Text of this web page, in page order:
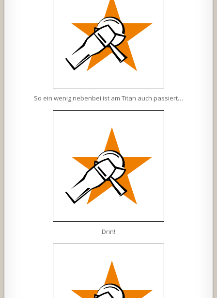
So ein wenig nebenbei ist am Titan auch passiert…
Drin!